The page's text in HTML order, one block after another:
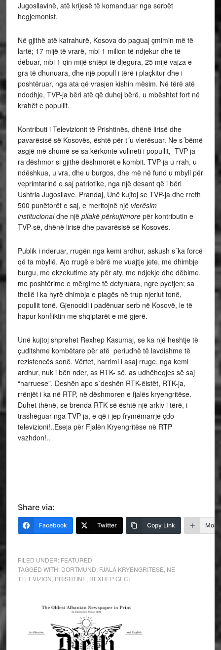
Jugosllavinë, atë krijesë të komanduar nga serbët
hegjemonist.
Në gjithë atë katrahurë, Kosova do paguaj çmimin më të
lartë; 17 mijë të vrarë, mbi 1 milion të ndjekur dhe të
dëbuar, mbi 1 qin mijë shtëpi të djegura, 25 mijë vajza e
gra të dhunuara, dhe një popull i tërë i plaçkitur dhe i
poshtëruar, nga ata që vrasjen kishin mësim. Në tërë atë
ndodhje, TVP-ja bëri atë që duhej bërë, u mbështet fort në
krahët e popullit.
Kontributi i Televizionit të Prishtinës, dhënë lirisë dhe
pavarësisë së Kosovës, është për t´u vlerësuar. Ne s´bëmë
asgjë më shumë se sa kërkonte vullneti i popullit, TVP-ja
ra dëshmor si gjithë dëshmorët e kombit. TVP-ja u rrah, u
ndëshkua, u vra, dhe u burgos, dhe më në fund u mbyll për
veprimtarinë e saj patriotike, nga një desant që i bëri
Ushtria Jugosllave. Prandaj, Unë kujtoj se TVP-ja dhe rreth
500 punëtorët e saj, e meritojnë një vlerësim
institucionaldhe një pllakë përkujtimore për kontributin e
TVP-së, dhënë lirisë dhe pavarësisë së Kosovës.
Publik i nderuar, rrugën nga kemi ardhur, askush s´ka forcë
që ta mbyllë. Ajo rrugë e bërë me vuajtje jete, me dhimbje
burgu, me ekzekutime aty për aty, me ndjekje dhe dëbime,
me poshtërime e mërgime të detyruara, ngre pyetjen; sa
thellë i ka hyrë dhimbja e plagës në trup njeriut tonë,
popullit tonë. Gjenocidi i padënuar serb në Kosovë, le të
hapur konfliktin me shqiptarët e më gjerë.
Unë kujtoj shprehet Rexhep Kasumaj, se ka një heshtje të
çuditshme kombëtare për atë periudhë të lavdishme të
rezistencës sonë. Vërtet, harrimi i asaj rruge, nga kemi
ardhur, nuk i bën nder, as RTK- së, as udhëheqjes së saj
“harruese”. Deshën apo s´deshën RTK-ëistët, RTK-ja,
rrënjët i ka në RTP, në dëshmoren e fjalës kryengritëse.
Duhet thënë, se brenda RTK-së është një arkiv i tërë, i
trashëguar nga TVP-ja, e që i jep frymëmarrje çdo
televizioni!..Eseja për Fjalën Kryengritëse në RTP
vazhdon!..
Share via:
Facebook Twitter Copy Link More
FILED UNDER: FEATURED
TAGGED WITH: DORTMUND FJALA KRYENGRITESE NE
TELEVIZION PRISHTINE REXHEP GECI